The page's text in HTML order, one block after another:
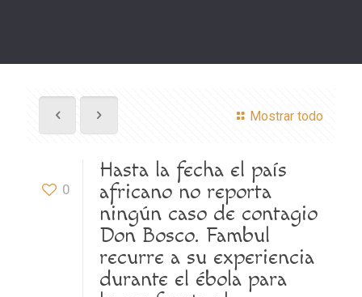
Mostrar todo
0
Hasta la fecha el país
africano no reporta
ningún caso de contagio
Don Bosco. Fambul
recurre a su experiencia
durante el ébola para